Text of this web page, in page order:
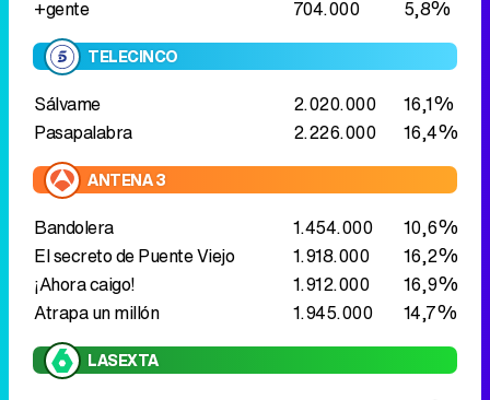
Bandolera 1.454.000
10,6%
El secreto de Puente Viejo
1.918.000
16,2%
¡Ahora caigo!
1.912.000
16,9%
Atrapa un millón
1.945.000 14,7%
El millonario 490.000
3,3%
BonesEl superficial en las
profundidades
265.000
1,9%
Bones
chocolate